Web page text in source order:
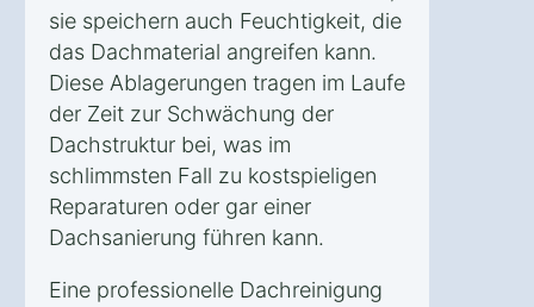
sie speichern auch Feuchtigkeit, die
das Dachmaterial angreifen kann.
Diese Ablagerungen tragen im Laufe
der Zeit zur Schwächung der
Dachstruktur bei, was im
schlimmsten Fall zu kostspieligen
Reparaturen oder gar einer
Dachsanierung führen kann.
Eine professionelle Dachreinigung